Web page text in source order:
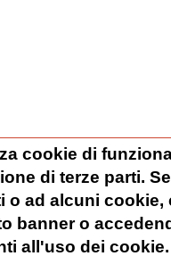
cookie di
di terze parti.
o ad alcuni
banner o
all'uso dei cookie.